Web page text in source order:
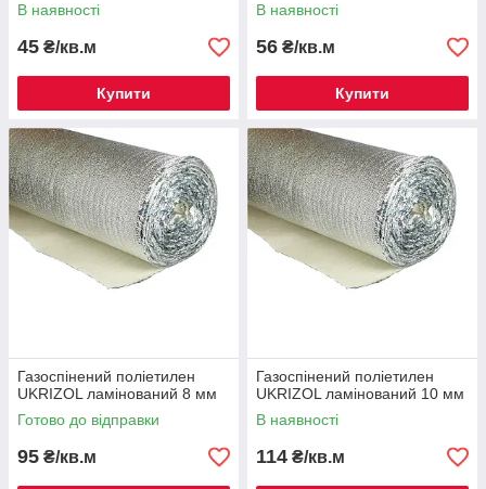
В наявності
45 ₴/кв.м
Купити
В наявності
56 ₴/кв.м
Купити
Газоспінений поліетилен
UKRIZOL ламінований 8 мм
Готово до відправки
95 ₴/кв.м
Газоспінений поліетилен
UKRIZOL ламінований 10 мм
В наявності
114 ₴/кв.м